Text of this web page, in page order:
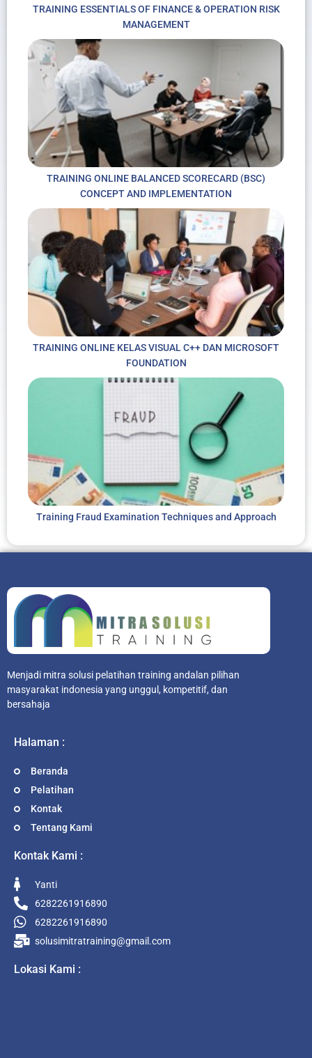
TRAINING ESSENTIALS OF FINANCE & OPERATION RISK
MANAGEMENT
TRAINING ONLINE BALANCED SCORECARD (BSC)
CONCEPT AND IMPLEMENTATION
TRAINING ONLINE KELAS VISUAL C++ DAN MICROSOFT
FOUNDATION
Training Fraud Examination Techniques and Approach
Menjadi mitra solusi pelatihan training andalan pilihan
masyarakat indonesia yang unggul, kompetitif, dan
bersahaja
Halaman :
Beranda
Pelatihan
Kontak
Tentang Kami
Kontak Kami :
Yanti
6282261916890
6282261916890
solusimitratraining@gmail.com
Lokasi Kami :